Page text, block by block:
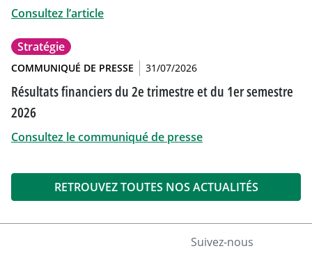
Consultez l’article
Stratégie
COMMUNIQUÉ DE PRESSE 31/07/2026
Résultats financiers du 2e trimestre et du 1er semestre
2026
Consultez le communiqué de presse
RETROUVEZ TOUTES NOS ACTUALITÉS
Suivez-nous